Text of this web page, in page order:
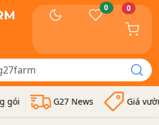
0 0
G27 News Giá vườn